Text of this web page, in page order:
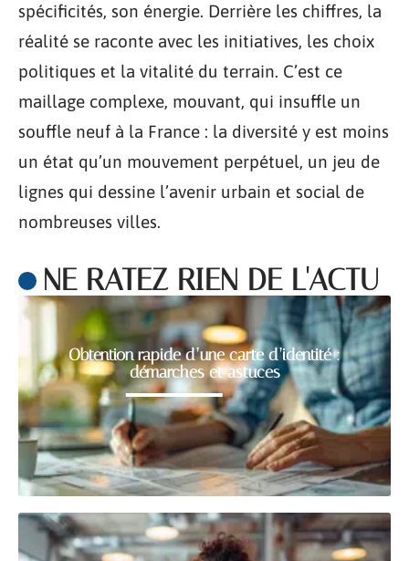
spécificités, son énergie. Derrière les chiffres, la
réalité se raconte avec les initiatives, les choix
politiques et la vitalité du terrain. C’est ce
maillage complexe, mouvant, qui insuffle un
souffle neuf à la France : la diversité y est moins
un état qu’un mouvement perpétuel, un jeu de
lignes qui dessine l’avenir urbain et social de
nombreuses villes.
NE RATEZ RIEN DE L'ACTU
Obtention rapide d’une carte d’identité :
démarches et astuces